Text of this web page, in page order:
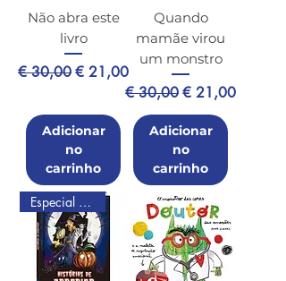
Não abra este
livro
Preço normal
€ 30,00Preço promocional
€ 21,00
Adicionar
no
carrinho
Quando
mamãe virou
um monstro
Preço normal
€ 30,00Preço
€ 21,00
Adicionar
no
carrinho
Especial de Natal